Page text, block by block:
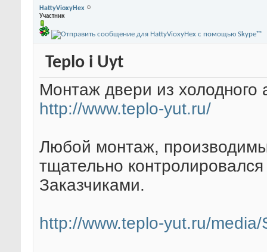
HattyVioxyHex
Участник
Teplo i Uyt
Монтаж двери из
http://www.teplo-yut.ru/
Любой монтаж,
тщательно
Заказчиками.
http://www.teplo-yut.ru/